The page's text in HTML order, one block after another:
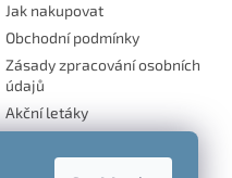
Jak nakupovat
Obchodní podmínky
Zásady zpracování osobních
údajů
Akční letáky
Moje objednávka